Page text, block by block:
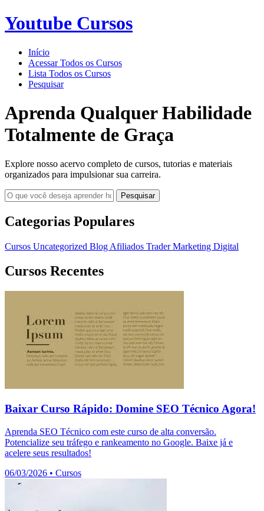
Youtube Cursos
Início
Acessar Todos os Cursos
Lista Todos os Cursos
Pesquisar
Aprenda Qualquer Habilidade
Totalmente de Graça
Explore nosso acervo completo de cursos, tutorias e materiais
organizados para impulsionar sua carreira.
Pesquisar
Categorias Populares
Cursos Uncategorized Blog Afiliados TraderMarketing Digital
Cursos Recentes
Baixar Curso Rápido: Domine SEO Técnico Agora!
Aprenda SEO Técnico com este curso de alta conversão.
Potencialize seu tráfego e rankeamento no Google. Baixe já e
acelere seus resultados!
06/03/2026 • Cursos